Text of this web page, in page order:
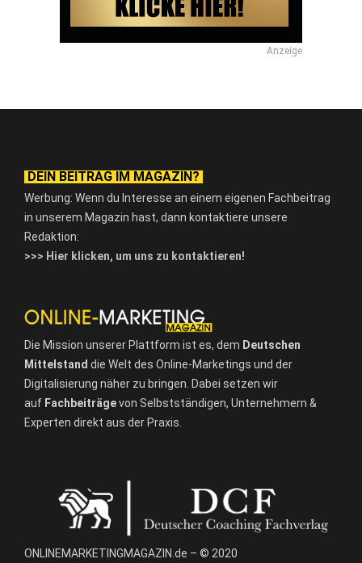
Anzeige
DEIN BEITRAG IM MAGAZIN?
Werbung: Wenn du Interesse an einem eigenen Fachbeitrag
in unserem Magazin hast, dann kontaktiere unsere
Redaktion:
>>> Hier klicken, um uns zu kontaktieren!
Die Mission unserer Plattform ist es, dem Deutschen
Mittelstand die Welt des Online-Marketings und der
Digitalisierung näher zu bringen. Dabei setzen wir
auf Fachbeiträgevon Selbstständigen, Unternehmern &
Experten direkt aus der Praxis.
ONLINEMARKETINGMAGAZIN.de – © 2020